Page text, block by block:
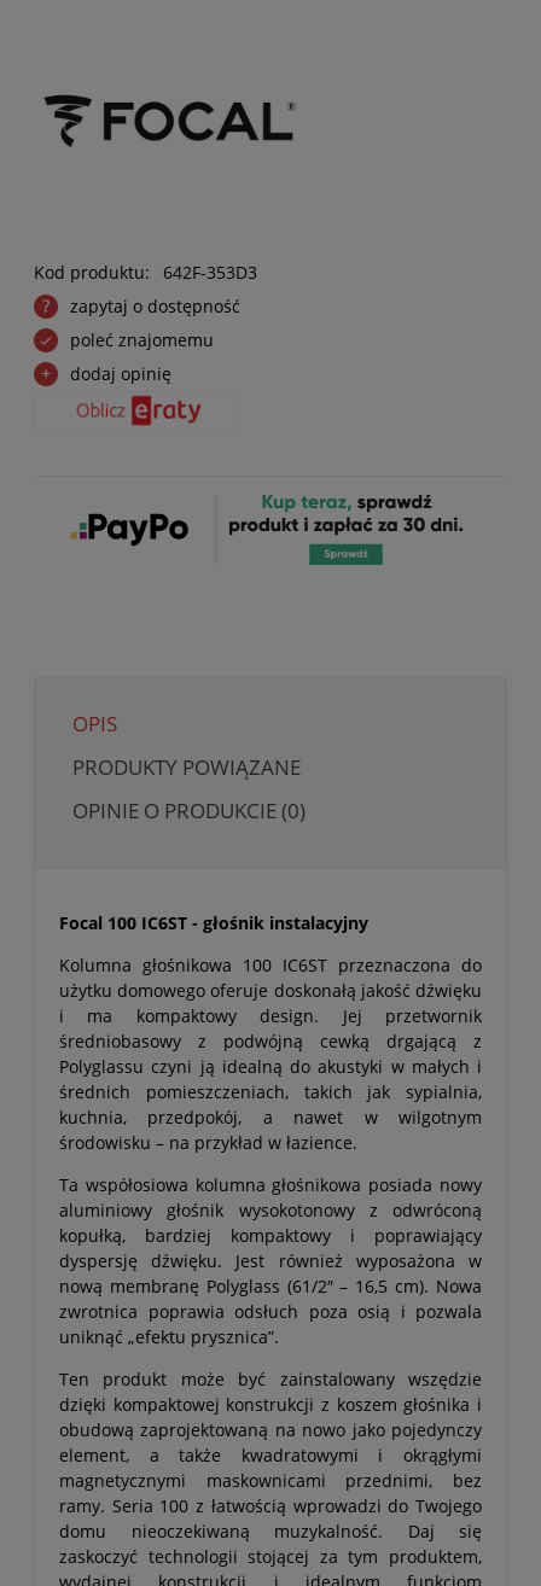
Kod produktu:
642F-353D3
zapytaj o dostępność
poleć znajomemu
dodaj opinię
OPIS
PRODUKTY POWIĄZANE
OPINIE O PRODUKCIE (0)
Focal 100 IC6ST - głośnik instalacyjny
Kolumna głośnikowa 100 IC6ST przeznaczona do
użytku domowego oferuje doskonałą jakość dźwięku
i ma kompaktowy design. Jej przetwornik
średniobasowy z podwójną cewką drgającą z
Polyglassu czyni ją idealną do akustyki w małych i
średnich pomieszczeniach, takich jak sypialnia,
kuchnia, przedpokój, a nawet w wilgotnym
środowisku – na przykład w łazience.
Ta współosiowa kolumna głośnikowa posiada nowy
aluminiowy głośnik wysokotonowy z odwróconą
kopułką, bardziej kompaktowy i poprawiający
dyspersję dźwięku. Jest również wyposażona w
nową membranę Polyglass (61/2″ – 16,5 cm). Nowa
zwrotnica poprawia odsłuch poza osią i pozwala
uniknąć „efektu prysznica”.
Ten produkt może być zainstalowany wszędzie
dzięki kompaktowej konstrukcji z koszem głośnika i
obudową zaprojektowaną na nowo jako pojedynczy
element, a także kwadratowymi i okrągłymi
magnetycznymi maskownicami przednimi, bez
ramy. Seria 100 z łatwością wprowadzi do Twojego
domu nieoczekiwaną muzykalność. Daj się
zaskoczyć technologii stojącej za tym produktem,